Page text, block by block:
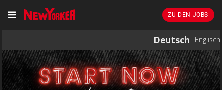
ZU DEN JOBS
Deutsch Englisch